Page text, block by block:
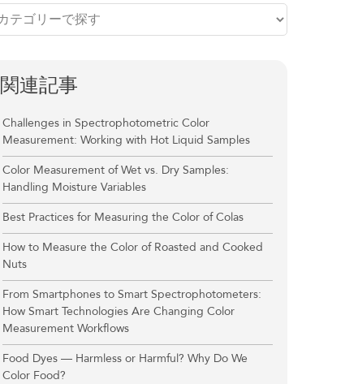
関連記事
Challenges in Spectrophotometric Color
Measurement: Working with Hot Liquid Samples
Color Measurement of Wet vs. Dry Samples:
Handling Moisture Variables
Best Practices for Measuring the Color of Colas
How to Measure the Color of Roasted and Cooked
Nuts
From Smartphones to Smart Spectrophotometers:
How Smart Technologies Are Changing Color
Measurement Workflows
Food Dyes — Harmless or Harmful? Why Do We
Color Food?